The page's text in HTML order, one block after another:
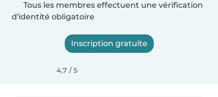
Tous les membres effectuent une vérification
d'identité obligatoire
Inscription gratuite
4,7 / 5